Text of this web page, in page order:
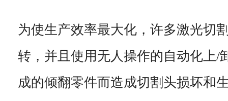
为使生产效率最大化，许多激光切
转，并且使用无人操作的自动化上/
成的倾翻零件而造成切割头损坏和